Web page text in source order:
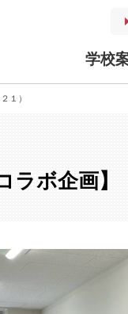
学校
１）
ボ企画】